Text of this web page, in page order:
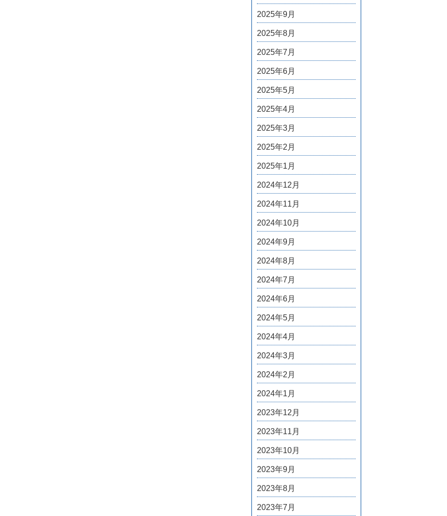
2025年9月
2025年8月
2025年7月
2025年6月
2025年5月
2025年4月
2025年3月
2025年2月
2025年1月
2024年12月
2024年11月
2024年10月
2024年9月
2024年8月
2024年7月
2024年6月
2024年5月
2024年4月
2024年3月
2024年2月
2024年1月
2023年12月
2023年11月
2023年10月
2023年9月
2023年8月
2023年7月